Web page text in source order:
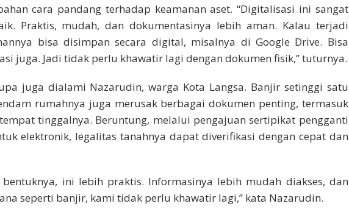
cara pandang terhadap keamanan aset. “Digitalisasi ini sangat
Praktis, mudah, dan dokumentasinya lebih aman. Kalau terjadi
bisa disimpan secara digital, misalnya di Google Drive. Bisa
juga. Jadi tidak perlu khawatir lagi dengan dokumen fisik,” tuturnya.
juga dialami Nazarudin, warga Kota Langsa. Banjir setinggi satu
rumahnya juga merusak berbagai dokumen penting, termasuk
tinggalnya. Beruntung, melalui pengajuan sertipikat pengganti
elektronik, legalitas tanahnya dapat diverifikasi dengan cepat dan
ini lebih praktis. Informasinya lebih mudah diakses, dan
seperti banjir, kami tidak perlu khawatir lagi,” kata Nazarudin.